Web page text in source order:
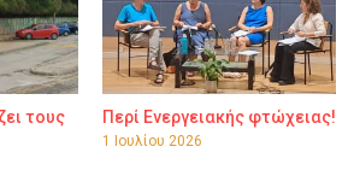
τους
Περί Ενεργειακής φτώχειας!
1 Ιουλίου 2026